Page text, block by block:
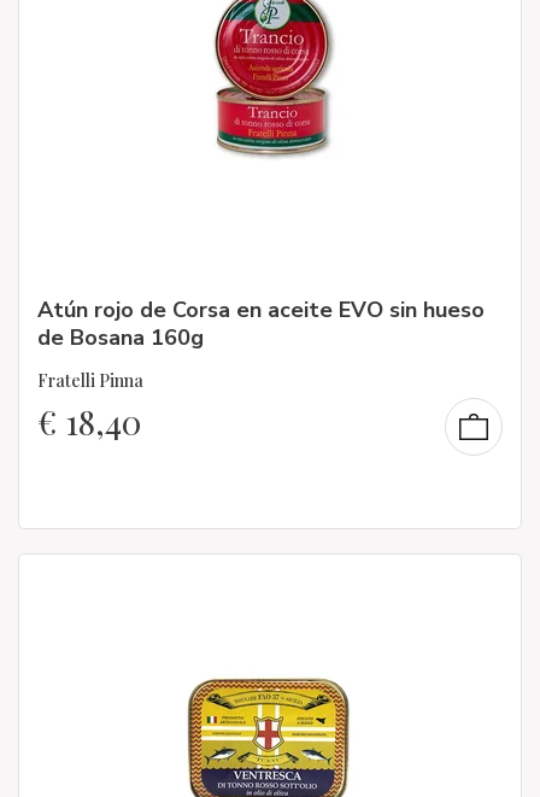
Atún rojo de Corsa en aceite EVO sin hueso
de Bosana 160g
Fratelli Pinna
€ 18,40